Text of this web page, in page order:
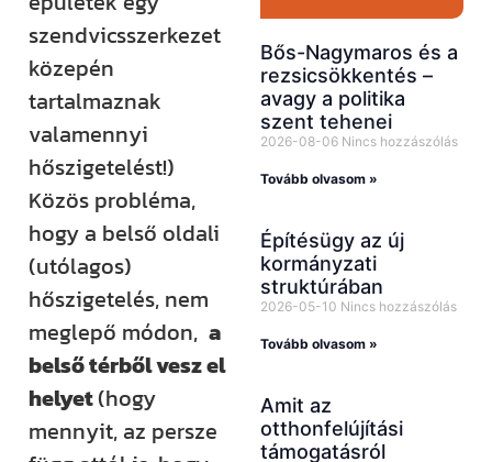
szendvicsszerkezet
közepén
tartalmaznak
valamennyi
hőszigetelést!)
Közös probléma,
hogy a belső oldali
(utólagos)
hőszigetelés, nem
meglepő módon,a
belső térből vesz el
helyet(hogy
mennyit, az persze
Bős-Nagymaros és a
rezsicsökkentés –
avagy a politika
szent tehenei
2026-08-06 Nincs hozzászólás
Tovább olvasom »
Építésügy az új
kormányzati
struktúrában
2026-05-10 Nincs hozzászólás
Tovább olvasom »
Amit az
otthonfelújítási
támogatásról